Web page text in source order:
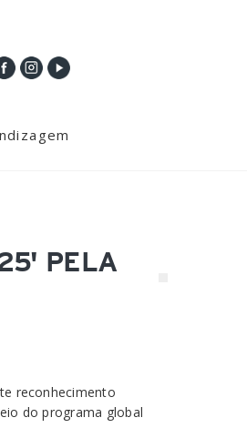
PELA
reconhecimento
do programa global